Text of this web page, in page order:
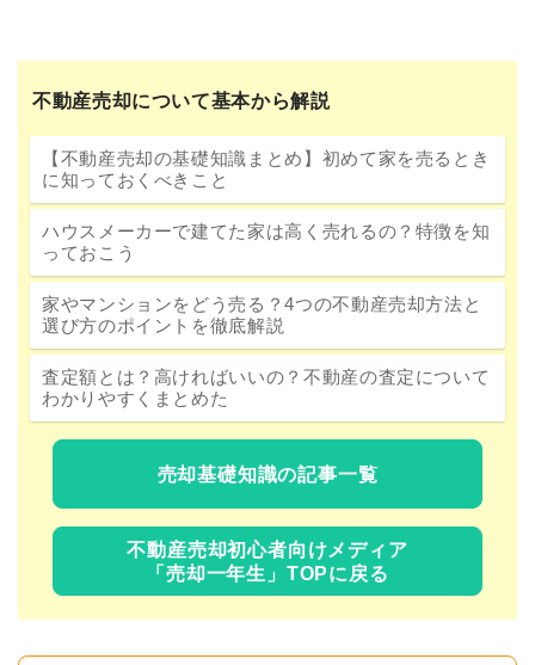
不動産売却について基本から解説
【不動産売却の基礎知識まとめ】初めて家を売るとき
に知っておくべきこと
ハウスメーカーで建てた家は高く売れるの？特徴を知
っておこう
家やマンションをどう売る？4つの不動産売却方法と
選び方のポイントを徹底解説
査定額とは？高ければいいの？不動産の査定について
わかりやすくまとめた
売却基礎知識の記事一覧
不動産売却初心者向けメディア
「売却一年生」TOPに戻る